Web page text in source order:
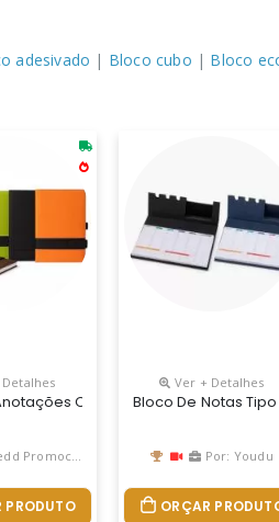
adesivado | Bloco cubo | Bloco
Com Autoadesivos E Mini Caneta.
Com Pautas Personalizado
Promocional
PRODUTO
Ver + Detalhes
Bloco De Notas
Por: Youdu
ORÇAR